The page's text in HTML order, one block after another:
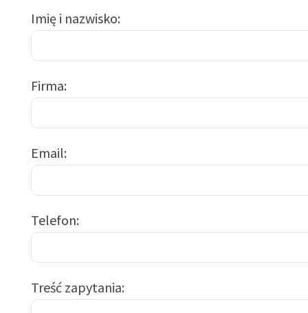
Imię i nazwisko
Firma
Email
Telefon
Treść zapytania